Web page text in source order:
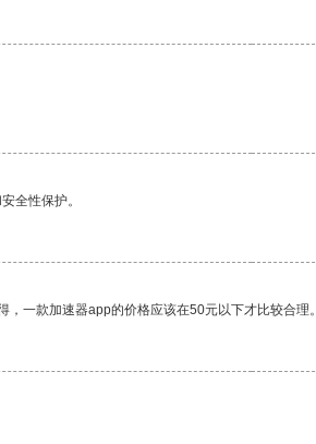
全性保护。
一款加速器app的价格应该在50元以下才比较合理。